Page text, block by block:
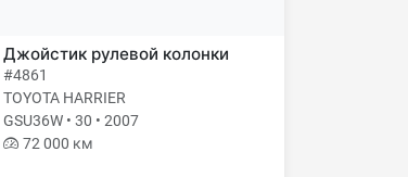
Джойстик рулевой колонки
#4861
TOYOTA HARRIER
GSU36W • 30 • 2007
72 000 км